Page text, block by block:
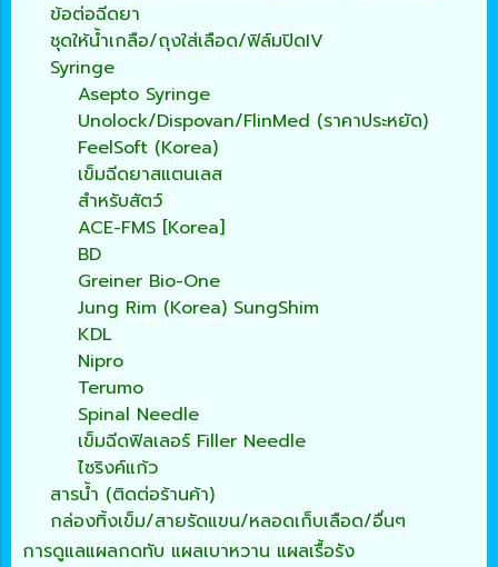
ข้อต่อฉีดยา
ชุดให้น้ำเกลือ/ถุงใส่เลือด/ฟิล์มปิดIV
Syringe
Asepto Syringe
Unolock/Dispovan/FlinMed (ราคาประหยัด)
FeelSoft (Korea)
เข็มฉีดยาสแตนเลส
สำหรับสัตว์
ACE-FMS [Korea]
BD
Greiner Bio-One
Jung Rim (Korea) SungShim
KDL
Nipro
Terumo
Spinal Needle
เข็มฉีดฟิลเลอร์ Filler Needle
ไซริงค์แก้ว
สารน้ำ (ติดต่อร้านค้า)
กล่องทิ้งเข็ม/สายรัดแขน/หลอดเก็บเลือด/อื่นๆ
การดูแลแผลกดทับ แผลเบาหวาน แผลเรื้อรัง